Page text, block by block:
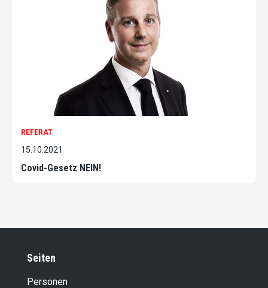
REFERAT
15.10.2021
Covid-Gesetz NEIN!
Seiten
Personen